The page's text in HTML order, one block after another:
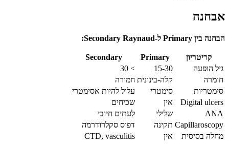
אבחנה
הבחנה בין Primary ל-Secondary Raynaud:
קריטריון Primary
Secondary
גיל הופעה
15-30
> 30
חומרה
קלה-בינונית חמורה
סימטריות
סימטרי
עלול להיות אסימטרי
Digital ulcers
אין
שכיחים
ANA
שלילי
לעתים חיובי
Capillaroscopy תקינה
דפוס סקלרודרמה
מחלה בסיסית
אין CTD, vasculitis